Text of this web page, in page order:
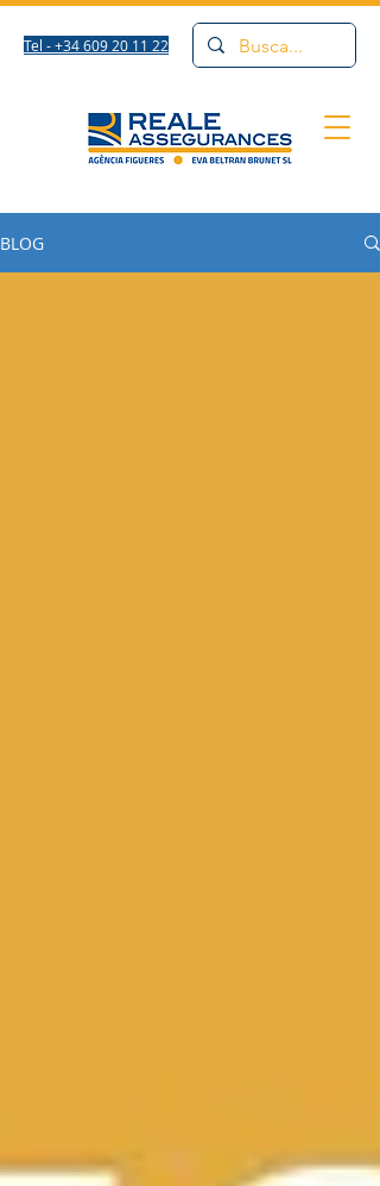
Tel - +34 609 20 11 22
BLOG